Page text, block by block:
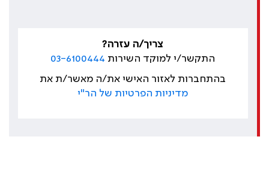
צריך/ה עזרה?
התקשר/י למוקד השירות 03-6100444
בהתחברות לאזור האישי את/ה מאשר/ת את
מדיניות הפרטיות של הר"י